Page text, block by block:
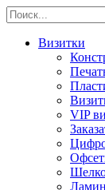
Визитки
VIP